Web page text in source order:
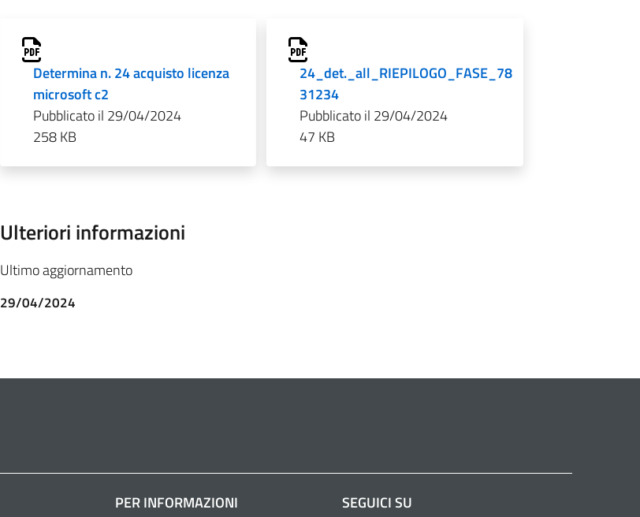
Determina n. 24 acquisto licenza
microsoft c2
Pubblicato il 29/04/2024
258 KB
24_det._all_RIEPILOGO_FASE_78
31234
Pubblicato il 29/04/2024
47 KB
Ulteriori informazioni
Ultimo aggiornamento
29/04/2024
PER INFORMAZIONI
SEGUICI SU